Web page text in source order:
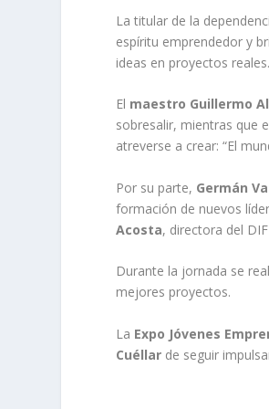
La titular de la
espíritu emprendedor y
ideas en proyectos reales.
El maestro Guillermo
sobresalir, mientras que
atreverse a crear: “El
Por su parte, Germán
formación de nuevos
Acosta, directora del
Durante la jornada se
mejores proyectos.
La Expo Jóvenes
Cuéllar de seguir